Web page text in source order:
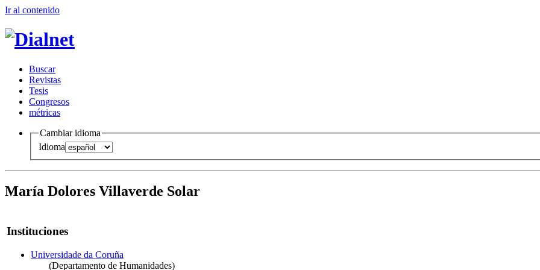
Ir al contenido
Buscar
Revistas
Tesis
Congresos
métricas
Cambiar idioma
Idioma
María Dolores Villaverde Solar
Instituciones
Universidade da Coruña
(Departamento de Humanidades)